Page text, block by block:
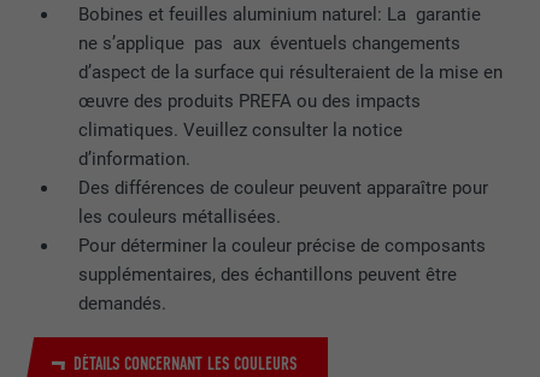
Bobines et feuilles aluminium naturel: La garantie
ne s’applique pas aux éventuels changements
d’aspect de la surface qui résulteraient de la mise en
œuvre des produits PREFA ou des impacts
climatiques. Veuillez consulter la notice
d’information.
Des différences de couleur peuvent apparaître pour
les couleurs métallisées.
Pour déterminer la couleur précise de composants
supplémentaires, des échantillons peuvent être
demandés.
DÉTAILS CONCERNANT LES COULEURS
unique universel (UUID) permettant de
grouper les actions effectuées sur
plusieurs pages lorsque l'utilisateur ne
peut pas être identifié clairement.
NOM
FOURNISSEUR LinkedIn
EXPIRATION 2 ans
UTILITÉ
l'utilisateur à utiliser des cookies pour